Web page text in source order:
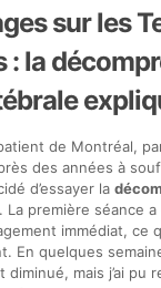
sur les
: la
de Montréal,
des années à
d’essayer la
La première séance a
immédiat, ce
En quelques
diminué, mais j’ai pu